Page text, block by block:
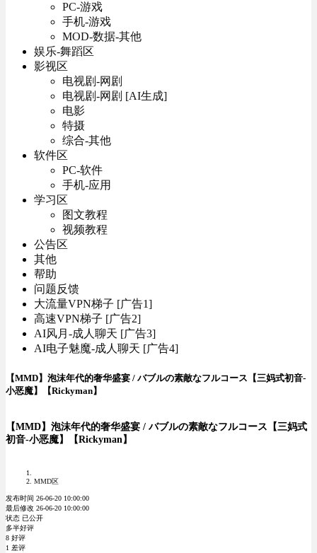
PC-游戏
手机-游戏
MOD-数据-其他
娱乐-舞蹈区
影视区
电视剧-网剧
电视剧-网剧 [AI生成]
电影
特摄
综合-其他
软件区
PC-软件
手机-应用
学习区
图文教程
视频教程
公告区
其他
帮助
问题反馈
大流量VPN梯子 [广告1]
高速VPN梯子 [广告2]
AI风月-成人聊天 [广告3]
AI电子魅魔-成人聊天 [广告4]
【MMD】泡沫年代的奢华盛宴 / バブルの素敵なフルコース【三妈式初音-
小恶魔】【Rickyman】
【MMD】泡沫年代的奢华盛宴 / バブルの素敵なフルコース【三妈式
初音-小恶魔】【Rickyman】
MMD区
发布时间 26-06-20 10:00:00
最后修改 26-06-20 10:00:00
状态 已公开
多半好评
8 好评
1 差评